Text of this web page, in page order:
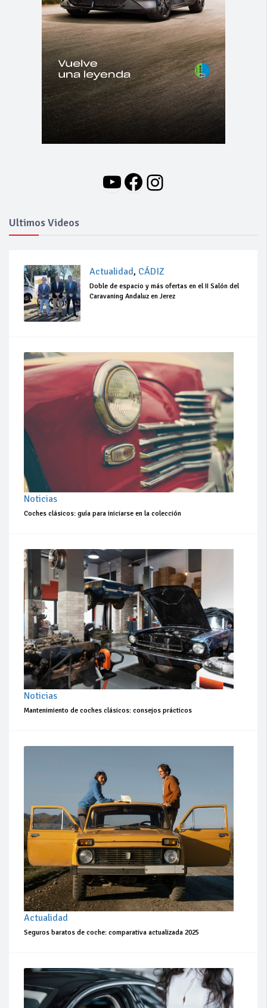
YouTube
Facebook
Instagram
Ultimos Videos
Actualidad, CÁDIZ
Doble de espacio y más ofertas en el II Salón del
Caravaning Andaluz en Jerez
Noticias
Coches clásicos: guía para iniciarse en la colección
Noticias
Mantenimiento de coches clásicos: consejos prácticos
Actualidad
Seguros baratos de coche: comparativa actualizada 2025